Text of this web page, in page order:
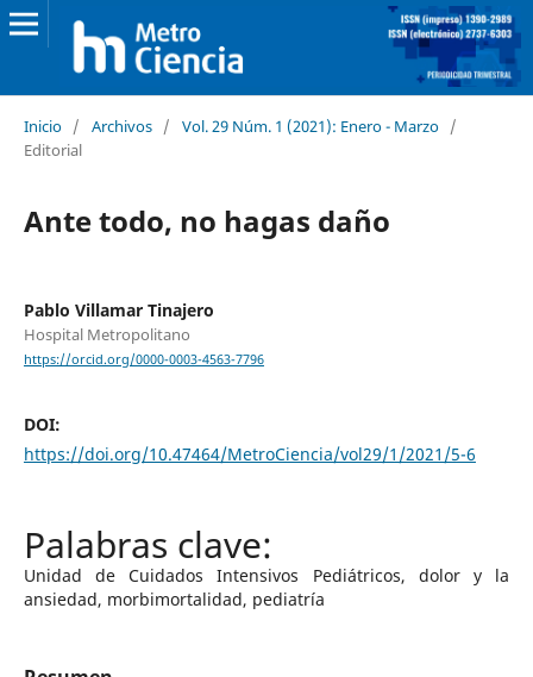
Inicio / Archivos / Vol. 29 Núm. 1 (2021): Enero - Marzo /
Editorial
Ante todo, no hagas daño
Pablo Villamar Tinajero
Hospital Metropolitano
https://orcid.org/0000-0003-4563-7796
DOI:
https://doi.org/10.47464/MetroCiencia/vol29/1/2021/5-6
Unidad de Cuidados Intensivos Pediátricos, dolor y la
ansiedad, morbimortalidad, pediatría